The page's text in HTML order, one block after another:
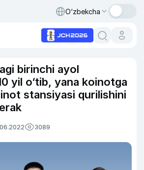
O‘zbekcha
birinchi ayol
yil o‘tib, yana koinotga
stansiyasi qurilishini
3089